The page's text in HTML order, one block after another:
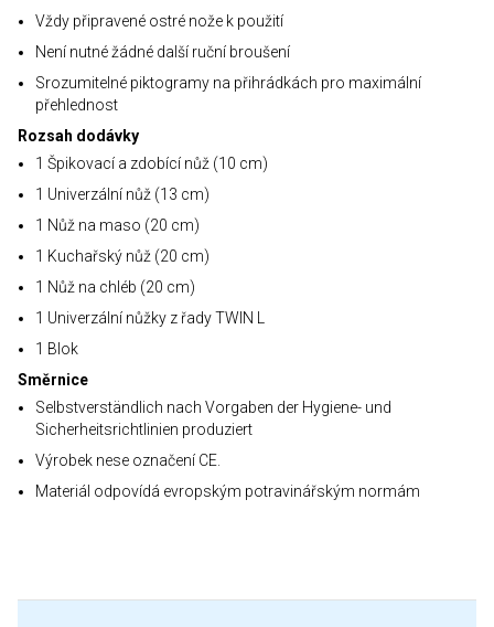
Vždy připravené ostré nože k použití
Není nutné žádné další ruční broušení
Srozumitelné piktogramy na přihrádkách pro maximální
přehlednost
Rozsah dodávky
1 Špikovací a zdobící nůž (10 cm)
1 Univerzální nůž (13 cm)
1 Nůž na maso (20 cm)
1 Kuchařský nůž (20 cm)
1 Nůž na chléb (20 cm)
1 Univerzální nůžky z řady TWIN L
1 Blok
Směrnice
Selbstverständlich nach Vorgaben der Hygiene- und
Sicherheitsrichtlinien produziert
Výrobek nese označení CE.
Materiál odpovídá evropským potravinářským normám